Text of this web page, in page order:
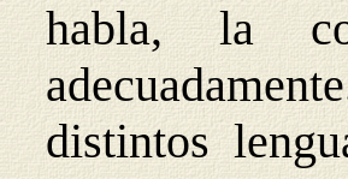
habla, la
distintos